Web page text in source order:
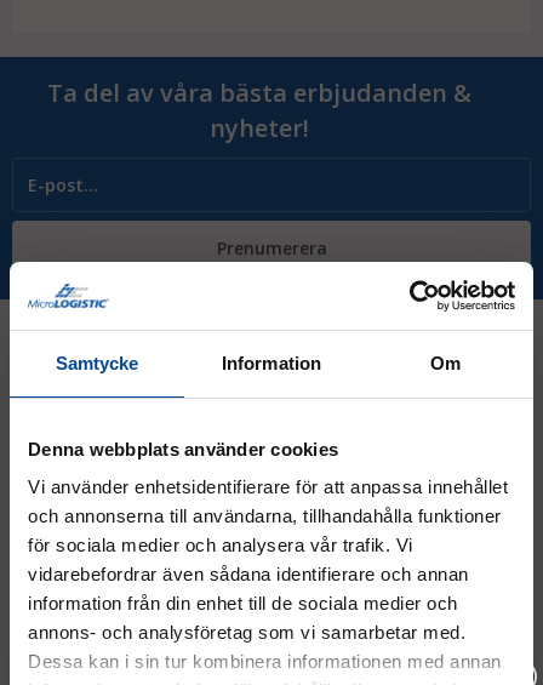
Samtycke Information Om
Denna webbplats använder cookies
Vi använder enhetsidentifierare för att anpassa innehållet
och annonserna till användarna, tillhandahålla funktioner
för sociala medier och analysera vår trafik. Vi
vidarebefordrar även sådana identifierare och annan
information från din enhet till de sociala medier och
annons- och analysföretag som vi samarbetar med.
Dessa kan i sin tur kombinera informationen med annan
Ta del av våra bästa erbjudanden &
nyheter!
Prenumerera
Kontakt
08 - 544 401 50
info@micrologistic.com
order@micrologistic.com
support@micrologistic.com
Tumstocksvägen 11 A (karta)
187 66 Täby